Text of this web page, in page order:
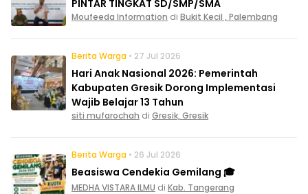
PINTAR TINGKAT SD/SMP/SMA
Moufeeda Information di Bukit Kecil , Palembang
Berita Warga • 27 Jul 2026
Hari Anak Nasional 2026: Pemerintah
Kabupaten Gresik Dorong Implementasi
Wajib Belajar 13 Tahun
siti mufarochah di Gresik, Gresik
Berita Warga • 26 Jul 2026
Beasiswa Cendekia Gemilang 🎓
MEDHA VISTARA ILMU di Kab. Tangerang